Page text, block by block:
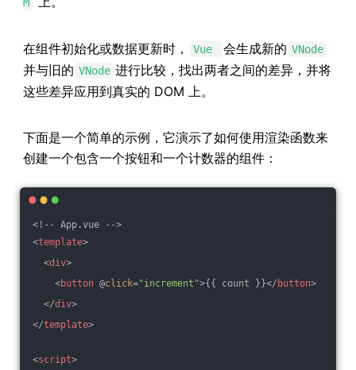
在组件初始化或数据更新时， Vue 会生成新的 VNode
并与旧的 VNode 进行比较，找出两者之间的差异，并将
这些差异应用到真实的 DOM 上。
下面是一个简单的示例，它演示了如何使用渲染函数来
创建一个包含一个按钮和一个计数器的组件：
<!-- App.vue -->
<template>
<div>
<button @click="increment">{{ count }}</ button>
</div>
</template>
<script>